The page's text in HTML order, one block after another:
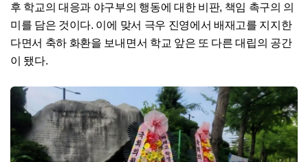
후 학교의 대응과 야구부의 행동에 대한 비판, 책임 촉구의 의
미를 담은 것이다. 이에 맞서 극우 진영에서 배재고를 지지한
다면서 축하 화환을 보내면서 학교 앞은 또 다른 대립의 공간
이 됐다.